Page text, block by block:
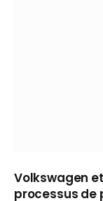
Volkswagen
processus de